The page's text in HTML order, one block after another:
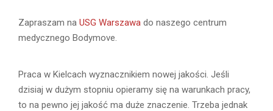
Zapraszam na USG Warszawa do naszego centrum
medycznego Bodymove.
Praca w Kielcach wyznacznikiem nowej jakości. Jeśli
dzisiaj w dużym stopniu opieramy się na warunkach pracy,
to na pewno jej jakość ma duże znaczenie. Trzeba jednak